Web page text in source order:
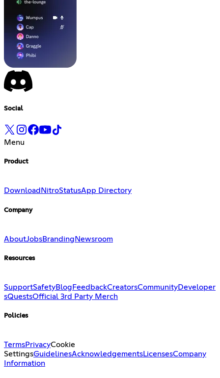
Social
Menu
Product
Download NitroStatusApp Directory
Company
AboutJobsBranding Newsroom
Resources
SupportSafetyBlog FeedbackCreatorsCommunityDeveloper
sQuestsOfficial 3rd Party Merch
Policies
TermsPrivacyCookie
SettingsGuidelinesAcknowledgementsLicensesCompany
Information